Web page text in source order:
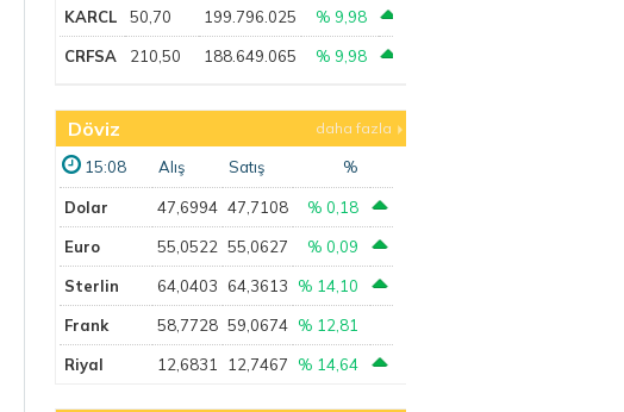
KARCL 50,70 199.796.025 % 9,98
CRFSA 210,50 188.649.065 % 9,98
Döviz daha fazla
15:08 Alış Satış %
Dolar 47,6994 47,7108 % 0,18
Euro 55,0522 55,0627 % 0,09
Sterlin 64,0403 64,3613 % 14,10
Frank 58,7728 59,0674 % 12,81
Riyal 12,6831 12,7467 % 14,64